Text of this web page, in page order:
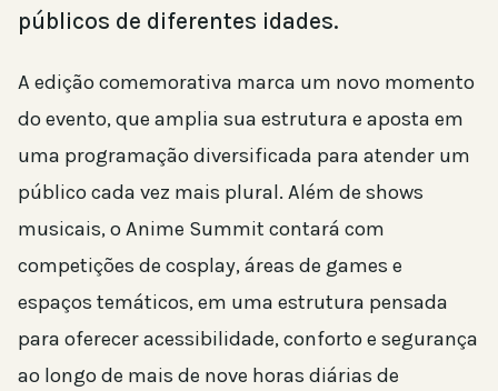
públicos de diferentes idades.
A edição comemorativa marca um novo momento
do evento, que amplia sua estrutura e aposta em
uma programação diversificada para atender um
público cada vez mais plural. Além de shows
musicais, o Anime Summit contará com
competições de cosplay, áreas de games e
espaços temáticos, em uma estrutura pensada
para oferecer acessibilidade, conforto e segurança
ao longo de mais de nove horas diárias de